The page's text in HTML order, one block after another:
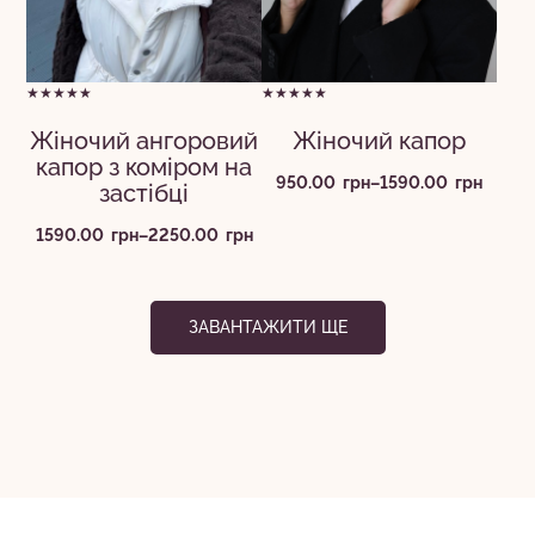
★★★★★
Жіночий ангоровий
капор з коміром на
застібці
1590.00 грн–2250.00 грн
Діапазон
1590.00
до
★★★★★
Жіночий капор
950.00 грн–1590.00 грн
Діапазон
до
грн
ЗАВАНТАЖИТИ ЩЕ